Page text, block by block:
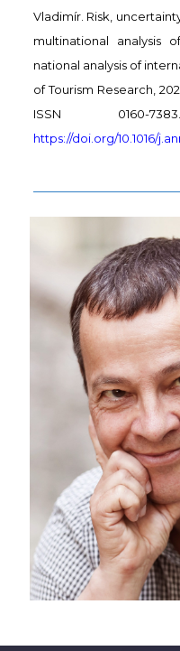
Vladimír. Risk,
multinational analysis
national analysis of
of Tourism Research,
ISSN 0160-
https://doi.org/10.1016/